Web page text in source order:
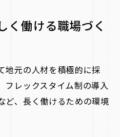
く働ける職場づく
地元の人材を積極的に採
フレックスタイム制の導入
ど、長く働けるための環境